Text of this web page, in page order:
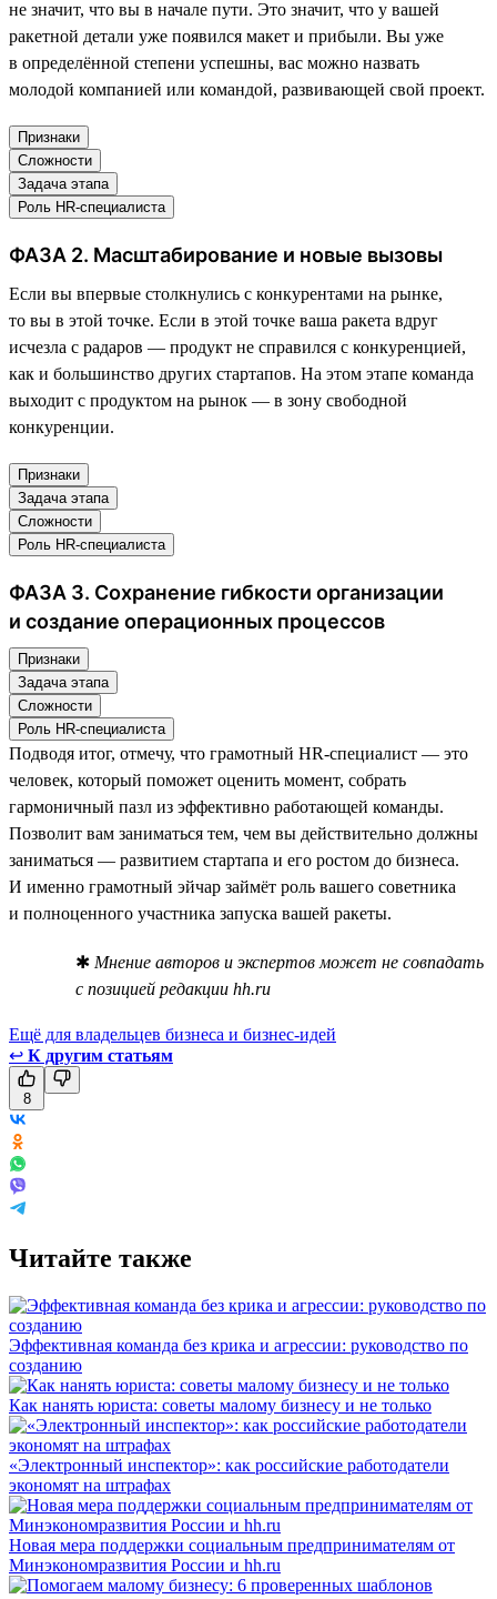
не значит, что вы в начале пути. Это значит, что у вашей
ракетной детали уже появился макет и прибыли. Вы уже
в определённой степени успешны, вас можно назвать
молодой компанией или командой, развивающей свой проект.
Признаки
Сложности
Задача этапа
Роль HR-специалиста
ФАЗА 2. Масштабирование и новые вызовы
Если вы впервые столкнулись с конкурентами на рынке,
то вы в этой точке. Если в этой точке ваша ракета вдруг
исчезла с радаров — продукт не справился с конкуренцией,
как и большинство других стартапов. На этом этапе команда
выходит с продуктом на рынок — в зону свободной
конкуренции.
Признаки
Задача этапа
Сложности
Роль HR-специалиста
ФАЗА 3. Сохранение гибкости организации
и создание операционных процессов
Признаки
Задача этапа
Сложности
Роль HR-специалиста
Подводя итог, отмечу, что грамотный HR-специалист — это
человек, который поможет оценить момент, собрать
гармоничный пазл из эффективно работающей команды.
Позволит вам заниматься тем, чем вы действительно должны
заниматься — развитием стартапа и его ростом до бизнеса.
И именно грамотный эйчар займёт роль вашего советника
и полноценного участника запуска вашей ракеты.
✱ Мнение авторов и экспертов может не совпадать
с позицией редакции hh.ru
Ещё для владельцев бизнеса и бизнес-идей
↩ К другим статьям
8
Читайте также
Эффективная команда без крика и агрессии: руководство по
созданию
Как нанять юриста: советы малому бизнесу и не только
«Электронный инспектор»: как российские работодатели
экономят на штрафах
Новая мера поддержки социальным предпринимателям от
Минэкономразвития России и hh.ru